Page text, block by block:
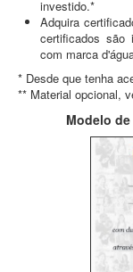
investido.*
Adquira
certificados são
com marca
* Desde que tenha
** Material opcional,
Modelo